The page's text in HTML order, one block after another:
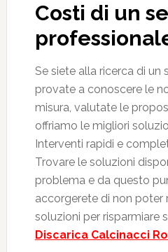
Costi di un
Se siete alla ricerca di un
provate a conoscere le
misura, valutate le
offriamo le migliori
Interventi rapidi e
Trovare le soluzioni
problema e da questo
accorgerete di non poter
soluzioni per risparmiare
Discarica Calcinacci